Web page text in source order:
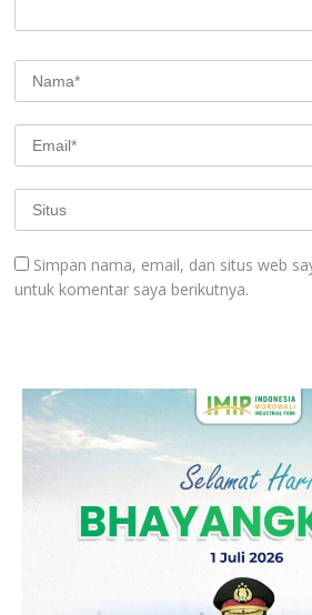
Simpan nama, email, dan situs web
untuk komentar saya berikutnya.